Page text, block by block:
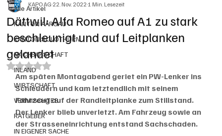
Alle Artikel
KANTON AARGAU
KANTON SOLOTHURN
NACHBARSCHAFT
INLAND
WIRTSCHAFT
VERMISCHTES
RATGEBER
IN EIGENER SACHE
Dättwil: Alfa Romeo auf A1 zu stark
beschleunigt und auf Leitplanken
gelandet
KAPO AG22. Nov. 20221 Min. Lesezeit
Mit NaN von 5 Sternen bewertet.
Am späten Montagabend geriet ein PW-Lenker ins
Schleudern und kam letztendlich mit seinem
Fahrzeug auf der Randleitplanke zum Stillstand.
Der Lenker blieb unverletzt. Am Fahrzeug sowie an
der Strasseneinrichtung entstand Sachschaden.